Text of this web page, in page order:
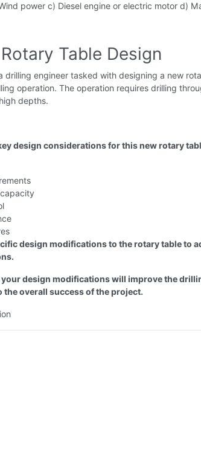
power c) Diesel engine or electric motor d)
Table Design
drilling engineer tasked with designing a new
operation. The operation requires drilling
depths.
design considerations for this new rotary
design modifications to the rotary table to
your design modifications will improve the
the overall success of the project.